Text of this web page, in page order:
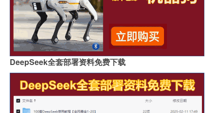
DeepSeek全套部署资料免费下载